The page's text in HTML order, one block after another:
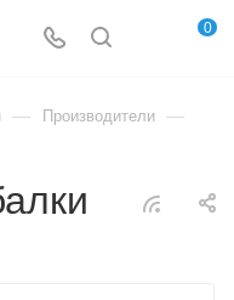
0
— Производители —